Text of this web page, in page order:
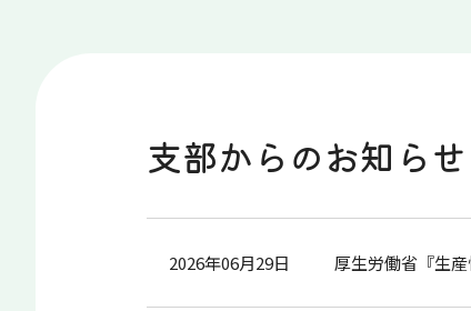
支部からのお知らせ
2026年06月29日 厚生労働省『生